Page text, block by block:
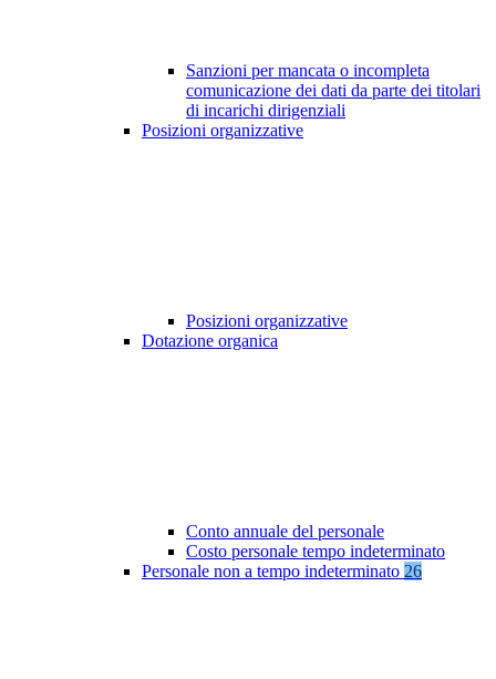
Sanzioni per mancata o incompleta
comunicazione dei dati da parte dei titolari
di incarichi dirigenziali
Posizioni organizzative
Posizioni organizzative
Dotazione organica
Conto annuale del personale
Costo personale tempo indeterminato
Personale non a tempo indeterminato 26